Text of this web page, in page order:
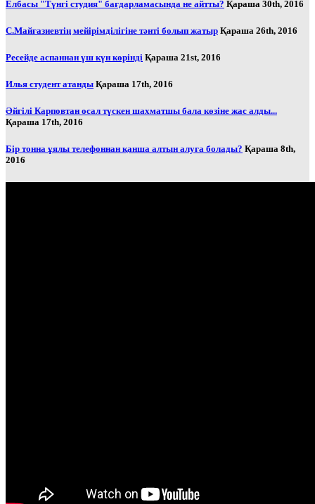
Елбасы "Түнгі студия" бағдарламасында не айтты? Қараша 30th, 2016
С.Майғазиевтің мейірімділігіне тәнті болып жатыр Қараша 26th, 2016
Ресейде аспаннан үш күн көрінді Қараша 21st, 2016
Илья студент атанды Қараша 17th, 2016
Әйгілі Карповтан осал түскен шахматшы бала көзіне жас алды...
Қараша 17th, 2016
Бір тонна ұялы телефоннан қанша алтын алуға болады? Қараша 8th,
2016